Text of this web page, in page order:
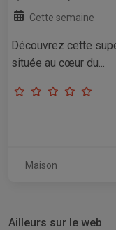
Cette semaine
Découvrez cette
située au cœur du...
Maison
Ailleurs sur le web